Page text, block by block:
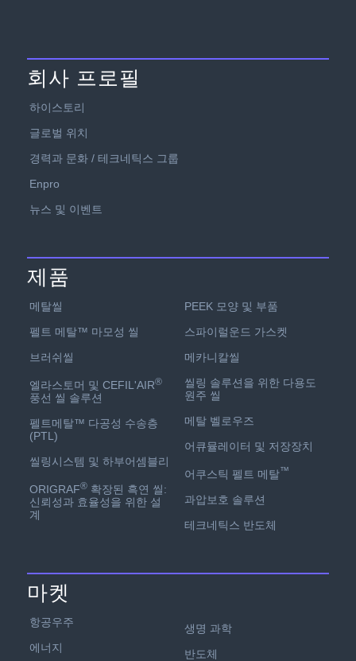
회사 프로필
하이스토리
글로벌 위치
경력과 문화 / 테크네틱스 그룹
Enpro
뉴스 및 이벤트
제품
메탈씰
펠트 메탈™ 마모성 씰
브러쉬씰
엘라스토머 및 CEFIL'AIR®
풍선 씰 솔루션
펠트메탈™ 다공성 수송층
(PTL)
씰링시스템 및 하부어셈블리
ORIGRAF®확장된 흑연 씰:
신뢰성과 효율성을 위한 설
계
PEEK 모양 및 부품
스파이럴운드 가스켓
메카니칼씰
씰링 솔루션을 위한 다용도
원주 씰
메탈 벨로우즈
어큐뮬레이터 및 저장장치
어쿠스틱 펠트 메탈™
과압보호 솔루션
테크네틱스 반도체
마켓
항공우주
에너지
생명 과학
반도체